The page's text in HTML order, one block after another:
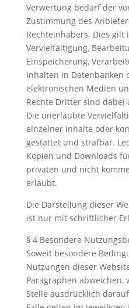
Verwertung bedarf der
Zustimmung des
Rechteinhabers. Dies gilt
Vervielfältigung,
Einspeicherung,
Inhalten in Datenbanken
elektronischen Medien
Rechte Dritter sind dabei
Die unerlaubte
einzelner Inhalte oder
gestattet und strafbar.
Kopien und Downloads
privaten und nicht
erlaubt.
Die Darstellung dieser
ist nur mit schriftlicher
§ 4 Besondere
Soweit besondere
Nutzungen dieser
Paragraphen
Stelle ausdrücklich